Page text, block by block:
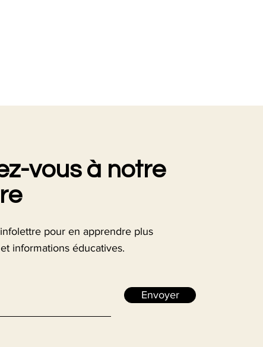
vous à notre
pour en apprendre plus
informations éducatives.
Envoyer